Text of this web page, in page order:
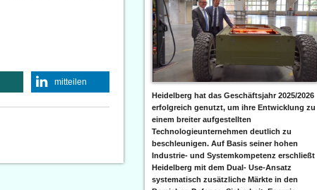
mitteilen
Heidelberg hat das Geschäftsjahr 2025/2026
erfolgreich genutzt, um ihre Entwicklung zu
einem breiter aufgestellten
Technologieunternehmen deutlich zu
beschleunigen. Auf Basis seiner hohen
Industrie- und Systemkompetenz erschließt
Heidelberg mit dem Dual- Use-Ansatz
systematisch zusätzliche Märkte in den